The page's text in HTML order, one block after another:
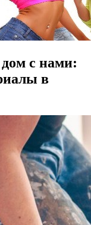
с нами:
в